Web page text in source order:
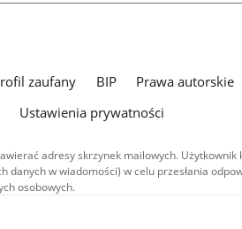
zaufany BIP Prawa autorskie
Ustawienia prywatności
adresy skrzynek mailowych.
w wiadomości) w celu przesłania
osobowych.
(z wyłączeniem treści audiowizualnych), są